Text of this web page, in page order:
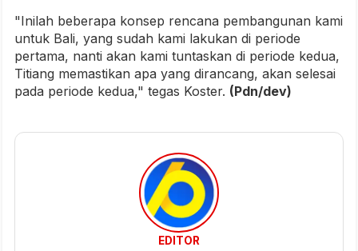
"Inilah beberapa konsep rencana pembangunan kami
untuk Bali, yang sudah kami lakukan di periode
pertama, nanti akan kami tuntaskan di periode kedua,
Titiang memastikan apa yang dirancang, akan selesai
pada periode kedua," tegas Koster. (Pdn/dev)
EDITOR